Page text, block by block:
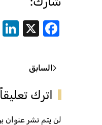
X
السابق
اترك تعليقاً
لن يتم نشر عنوان